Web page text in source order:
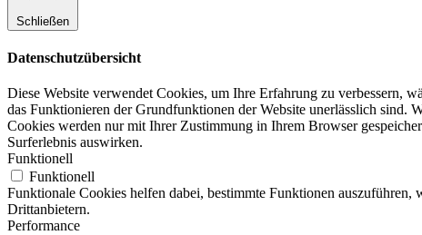
Schließen
Datenschutzübersicht
Diese Website verwendet Cookies, um Ihre Erfahrung zu verbessern,
das Funktionieren der Grundfunktionen der Website unerlässlich sind.
Cookies werden nur mit Ihrer Zustimmung in Ihrem Browser
Surferlebnis auswirken.
Funktionell
Funktionell
Funktionale Cookies helfen dabei, bestimmte Funktionen
Drittanbietern.
Performance